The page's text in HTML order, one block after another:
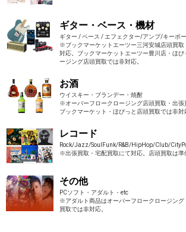
ギター・ベース・機材
ギター / ベース / エフェクター/アンプ/キーボ
※ブックマーケットエーツー三河安城店頭買取
対応。ブックマーケットエーツー豊川店・ほび
ージング店頭買取では非対応。
お酒
ウイスキー・ブランデー・焼酎
※オーバーフロークロージング店頭買取・出張
ブックマーケット・ほびっと店頭買取では非対
レコード
Rock/Jazz/SoulFunk/R&B/HipHop/Club/
※出張買取・宅配買取にて対応。店頭買取は準
その他
PCソフト・アダルト・etc
※アダルト商品はオーバーフロークロージング
買取では非対応。